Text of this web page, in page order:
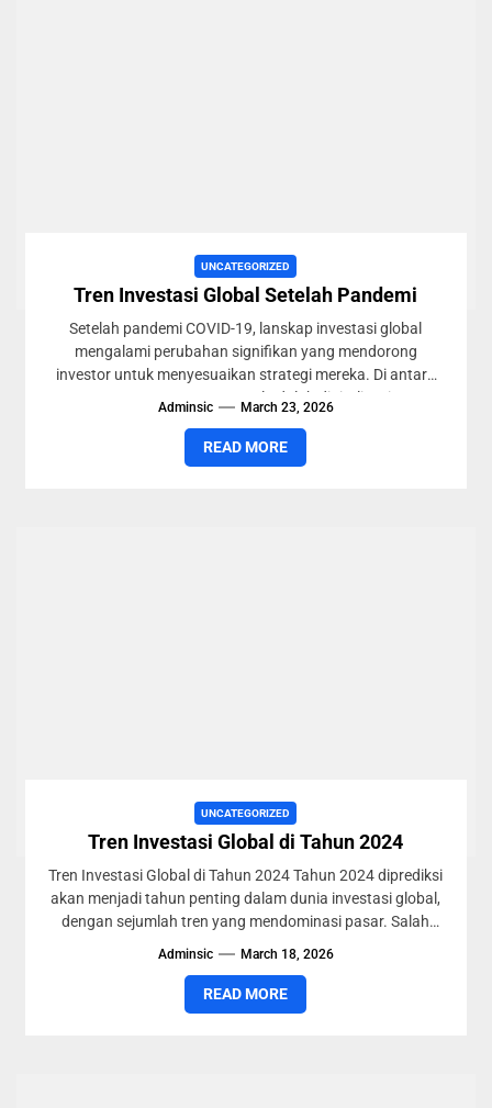
UNCATEGORIZED
Tren Investasi Global Setelah Pandemi
Setelah pandemi COVID-19, lanskap investasi global
mengalami perubahan signifikan yang mendorong
investor untuk menyesuaikan strategi mereka. Di antara
tren utama yang muncul adalah digitalisasi,
Adminsic March 23, 2026
READ MORE
UNCATEGORIZED
Tren Investasi Global di Tahun 2024
Tren Investasi Global di Tahun 2024 Tahun 2024 diprediksi
akan menjadi tahun penting dalam dunia investasi global,
dengan sejumlah tren yang mendominasi pasar. Salah
Adminsic March 18, 2026
READ MORE